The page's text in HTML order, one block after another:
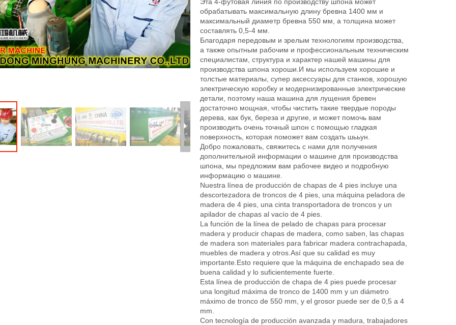
cortadora
de
Máquina descortezadora de
troncos de madera para el
procesamiento de chapa de
Máquina descortezadora
para la fabricación de chapa
de troncos de madera
Máquina de secado de chapa
de madera Máquina de
chapa de cara
Máquina de prensado en
caliente hidráulica de alta
contrachapada
обрабатывать максимальную длину бревна 1400 мм и
максимальный диаметр бревна 550 мм, а толщина может
составлять 0,5-4 мм.
Благодаря передовым и зрелым технологиям производства,
а также опытным рабочим и профессиональным техническим
специалистам, структура и характер нашей машины для
производства шпона хороши.И мы используем хорошие и
толстые материалы, супер аксессуары для станков, хорошую
электрическую коробку и модернизированные электрические
детали, поэтому наша машина для лущения бревен
достаточно мощная, чтобы чистить такие твердые породы
дерева, как бук, береза ​​​​и другие, и может помочь вам
производить очень точный шпон с помощью гладкая
поверхность, которая поможет вам создать шььун.
Добро пожаловать, свяжитесь с нами для получения
дополнительной информации о машине для производства
шпона, мы предложим вам рабочее видео и подробную
информацию о машине.
Nuestra línea de producción de chapas de 4 pies incluye una
descortezadora de troncos de 4 pies, una máquina peladora de
madera de 4 pies, una cinta transportadora de troncos y un
apilador de chapas al vacío de 4 pies.
La función de la línea de pelado de chapas para procesar
madera y producir chapas de madera, como saben, las chapas
de madera son materiales para fabricar madera contrachapada,
muebles de madera y otros.Así que su calidad es muy
importante.Esto requiere que la máquina de enchapado sea de
buena calidad y lo suficientemente fuerte.
Esta línea de producción de chapa de 4 pies puede procesar
una longitud máxima de tronco de 1400 mm y un diámetro
máximo de tronco de 550 mm, y el grosor puede ser de 0,5 a 4
mm.
Con tecnología de producción avanzada y madura, trabajadores